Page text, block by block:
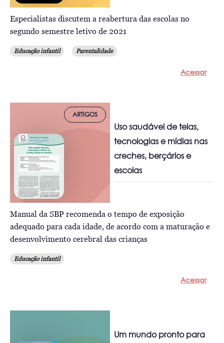
Especialistas discutem a reabertura das escolas no
segundo semestre letivo de 2021
Educação infantil Parentalidade
Acessar
ARTIGOS
Uso saudável de telas,
tecnologias e mídias nas
creches, berçários e
escolas
Manual da SBP recomenda o tempo de exposição
adequado para cada idade, de acordo com a maturação e
desenvolvimento cerebral das crianças
Educação infantil
Acessar
Um mundo pronto para